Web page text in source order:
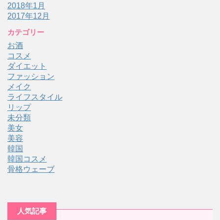
2018年1月
2017年12月
カテゴリー
お酒
コスメ
ダイエット
ファッション
メイク
ライフスタイル
リップ
未分類
美女
美容
韓国
韓国コスメ
骨格ウェーブ
人気記事